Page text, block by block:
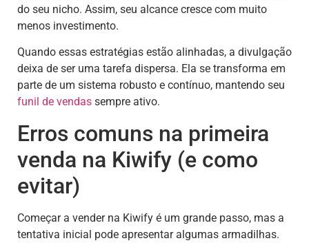
do seu nicho. Assim, seu alcance cresce com muito
menos investimento.
Quando essas estratégias estão alinhadas, a divulgação
deixa de ser uma tarefa dispersa. Ela se transforma em
parte de um sistema robusto e contínuo, mantendo seu
funil de vendas sempre ativo.
Erros comuns na primeira
venda na Kiwify (e como
evitar)
Começar a vender na Kiwify é um grande passo, mas a
tentativa inicial pode apresentar algumas armadilhas.